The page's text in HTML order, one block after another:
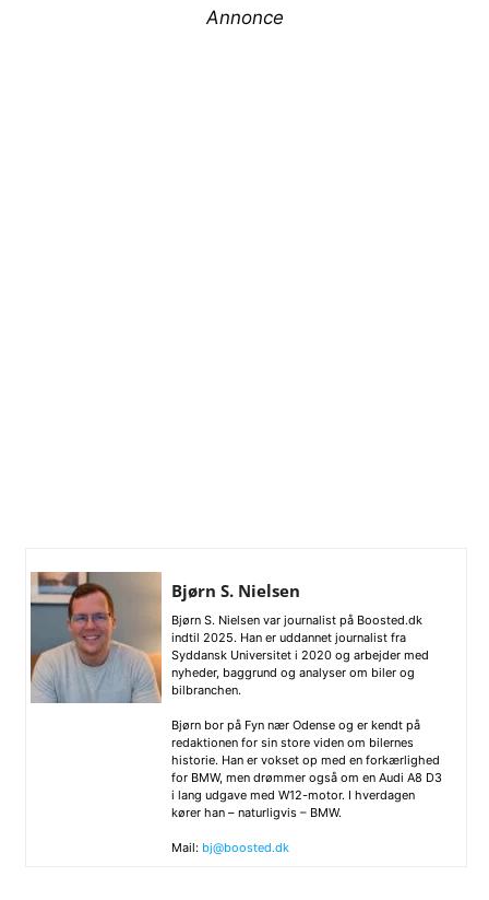
Annonce
Bjørn S. Nielsen
Bjørn S. Nielsen var journalist på Boosted.dk
indtil 2025. Han er uddannet journalist fra
Syddansk Universitet i 2020 og arbejder med
nyheder, baggrund og analyser om biler og
bilbranchen.
Bjørn bor på Fyn nær Odense og er kendt på
redaktionen for sin store viden om bilernes
historie. Han er vokset op med en forkærlighed
for BMW, men drømmer også om en Audi A8 D3
i lang udgave med W12-motor. I hverdagen
kører han – naturligvis – BMW.
Mail: bj@boosted.dk